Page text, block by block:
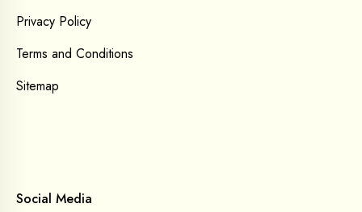
Privacy Policy
Terms and Conditions
Sitemap
Social Media